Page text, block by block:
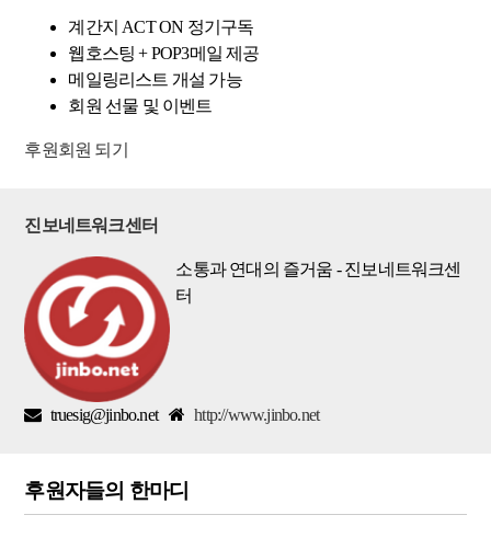
계간지 ACT ON 정기구독
웹호스팅 + POP3메일 제공
메일링리스트 개설 가능
회원 선물 및 이벤트
후원회원 되기
진보네트워크센터
소통과 연대의 즐거움 - 진보네트워크센
터
truesig@jinbo.net http://www.jinbo.net
후원자들의 한마디